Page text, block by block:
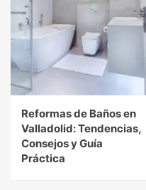
Reformas de Baños en
Valladolid: Tendencias,
Consejos y Guía
Práctica